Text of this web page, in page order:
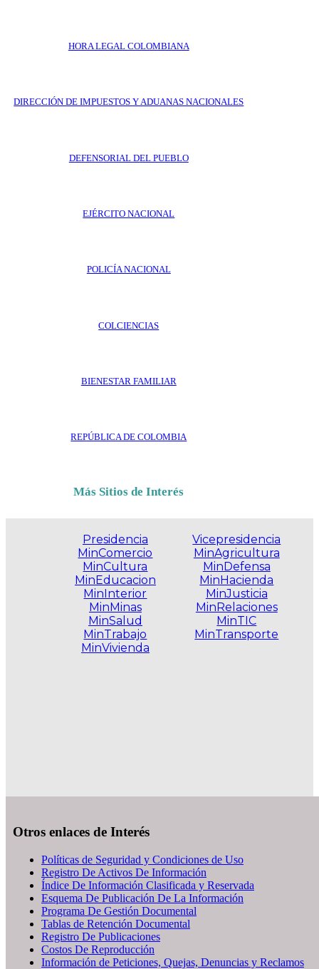
HORA LEGAL COLOMBIANA
DIRECCIÓN DE IMPUESTOS Y ADUANAS NACIONALES
DEFENSORIAL DEL PUEBLO
EJÉRCITO NACIONAL
POLICÍA NACIONAL
COLCIENCIAS
BIENESTAR FAMILIAR
REPÚBLICA DE COLOMBIA
Más Sitios de Interés
Presidencia
MinComercio
MinCultura
MinEducacion
MinInterior
MinMinas
MinSalud
MinTrabajo
MinVivienda
Vicepresidencia
MinAgricultura
MinDefensa
MinHacienda
MinJusticia
MinRelaciones
MinTIC
MinTransporte
Otros enlaces de Interés
Políticas de Seguridad y Condiciones de Uso
Registro De Activos De Información
Índice De Información Clasificada y Reservada
Esquema De Publicación De La Información
Programa De Gestión Documental
Tablas de Retención Documental
Registro De Publicaciones
Costos De Reproducción
Información de Peticiones, Quejas, Denuncias y Reclamos